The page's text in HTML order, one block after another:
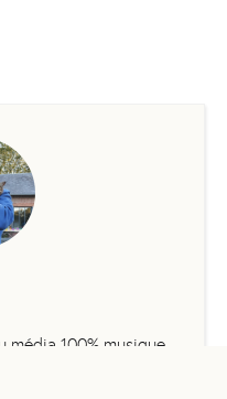
média 100% musique